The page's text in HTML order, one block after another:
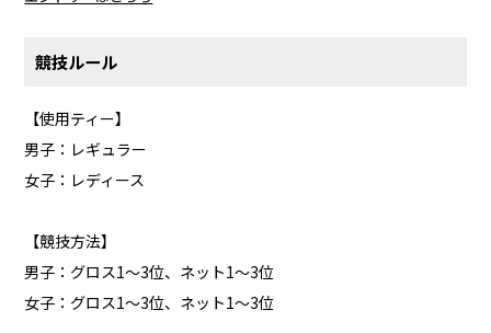
競技ルール
【使用ティー】
男子：レギュラー
女子：レディース
【競技方法】
男子：グロス1～3位、ネット1～3位
女子：グロス1～3位、ネット1～3位